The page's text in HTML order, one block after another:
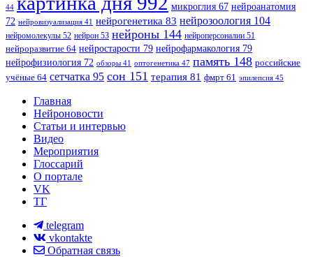
44 микроглия 67 нейроанатомия
72 нейровизуализация 41 нейрогенетика 83 нейрозоология 104
нейромолекулы 52 нейрон 53 нейроны 144 нейроперсоналии 51
нейроразвитие 64 нейростарости 79 нейрофармакология 79
нейрофизиология 72 обзоры 41 оптогенетика 47 память 148 российские
учёные 64 сетчатка 95 сон 151 терапия 81 фмрт 61 эпилепсия 45
Главная
Нейроновости
Статьи и интервью
Видео
Мероприятия
Глоссарий
О портале
VK
ТГ
telegram
vkontakte
Обратная связь